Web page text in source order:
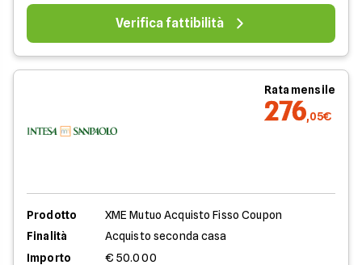
Verifica fattibilità
Rata mensile
276,05€
Prodotto
XME Mutuo Acquisto Fisso Coupon
Finalità
Acquisto seconda casa
Importo
€ 50.000